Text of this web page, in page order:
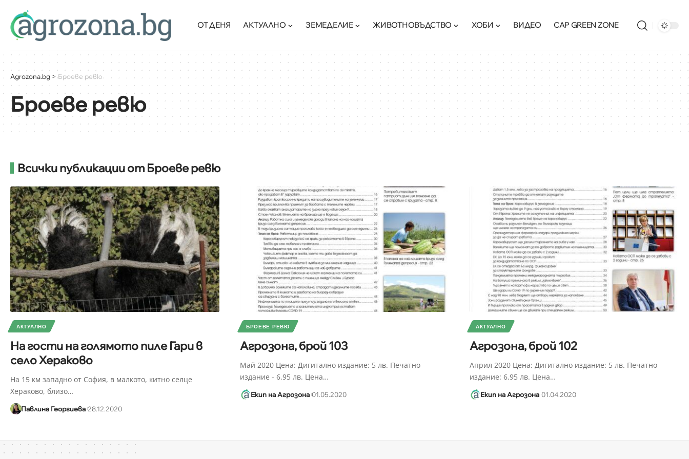
ОТ ДЕНЯ АКТУАЛНО ЗЕМЕДЕЛИЕ ЖИВОТНОВЪДСТВО ХОБИ ВИДЕО CAP GREEN ZONE
Agrozona.bg >Броеве ревю
Броеве ревю
Всички публикации от Броеве ревю
АКТУАЛНО
На гости на голямото пиле Гари в
село Хераково
На 15 км западно от София, в малкото, китно селце
Хераково, близо…
Павлина Георгиева 28.12.2020
БРОЕВЕ РЕВЮ
Агрозона, брой 103
Май 2020 Цена: Дигитално издание: 5 лв. Печатно
издание - 6.95 лв. Цена…
Екип на Агрозона 01.05.2020
АКТУАЛНО
Агрозона, брой 102
Април 2020 Цена: Дигитално издание: 5 лв. Печатно
издание: 6.95 лв. Цена…
Екип на Агрозона 01.04.2020